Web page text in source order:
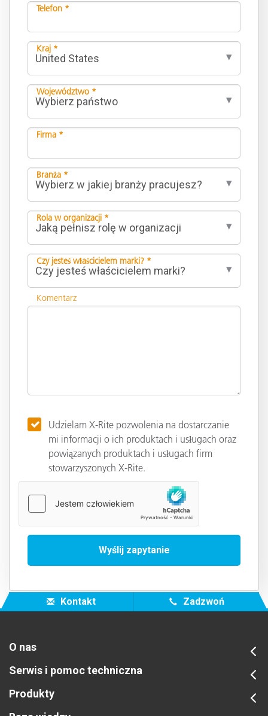
Telefon *
Kraj *
Województwo *
Firma *
Branża *
Rola w organizacji *
Czy jesteś właścicielem marki? *
Komentarz
Udzielam X-Rite pozwolenia na dostarczanie
mi informacji o ich produktach i usługach oraz
powiązanych produktach i usługach firm
stowarzyszonych X-Rite.
Kontakt Zadzwoń
O nas
Serwis i pomoc techniczna
Produkty